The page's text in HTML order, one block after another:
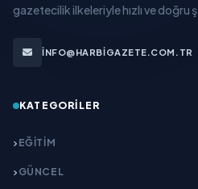
gazetecilik ilkeleriyle hızlı ve doğru
INFO@HARBIGAZETE.COM.TR
KATEGORILER
EĞITIM
GÜNCEL